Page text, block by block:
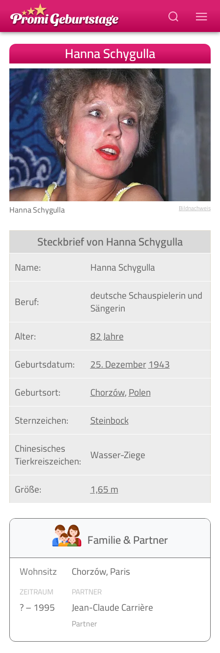
Hanna Schygulla
Hanna Schygulla Bildnachweis
Steckbrief von Hanna Schygulla
Name:
Hanna Schygulla
Beruf:
deutsche Schauspielerin und
Sängerin
Alter:
82 Jahre
Geburtsdatum:
25. Dezember1943
Geburtsort:
Chorzów,Polen
Sternzeichen:
Steinbock
Chinesisches
Tierkreiszeichen: Wasser-Ziege
Größe:
1,65 m
Familie & Partner
Wohnsitz Chorzów, Paris
ZEITRAUM PARTNER
? – 1995 Jean-Claude Carrière
Partner